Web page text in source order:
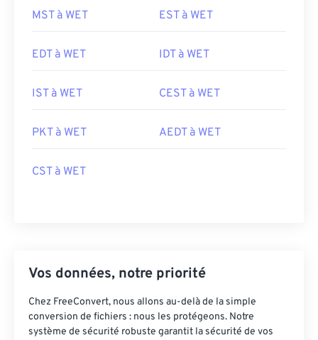
MST à WET EST à WET
EDT à WET IDT à WET
IST à WET CEST à WET
PKT à WET AEDT à WET
CST à WET
Vos données, notre priorité
Chez FreeConvert, nous allons au-delà de la simple
conversion de fichiers : nous les protégeons. Notre
système de sécurité robuste garantit la sécurité de vos